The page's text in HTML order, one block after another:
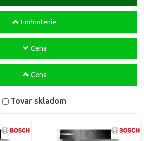
Hodnotenie
Cena
Cena
Tovar skladom